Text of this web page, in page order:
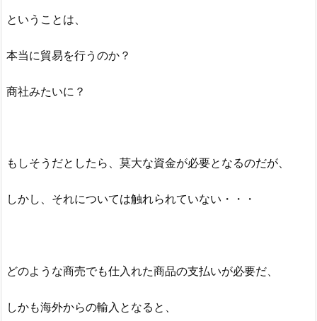
ということは、
本当に貿易を行うのか？
商社みたいに？
もしそうだとしたら、莫大な資金が必要となるのだが、
しかし、それについては触れられていない・・・
どのような商売でも仕入れた商品の支払いが必要だ、
しかも海外からの輸入となると、